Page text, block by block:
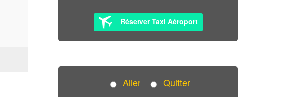
Réserver Taxi Aéroport
Aller Quitter